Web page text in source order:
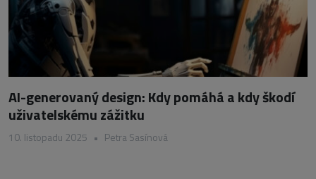
AI-generovaný design: Kdy pomáhá a kdy škodí
uživatelskému zážitku
10. listopadu 2025 • Petra Sasínová